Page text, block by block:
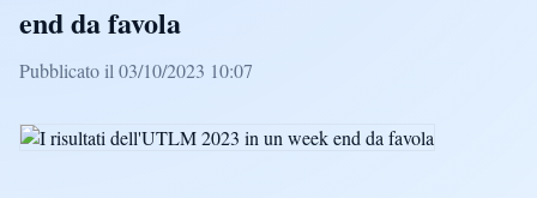
end da favola
Pubblicato il 03/10/2023 10:07